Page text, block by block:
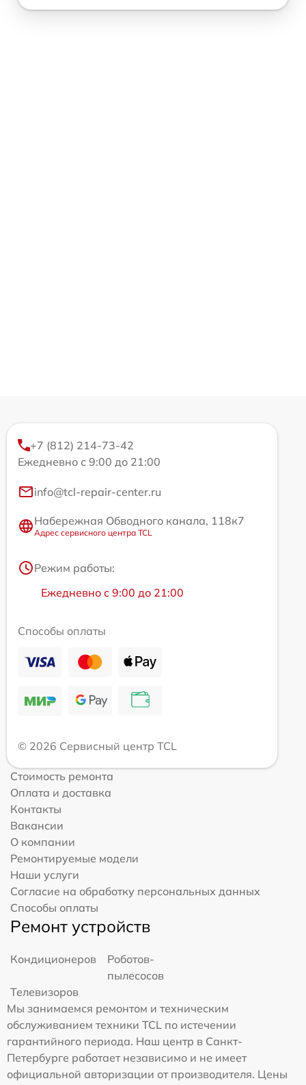
+7 (812) 214-73-42
Ежедневно с 9:00 до 21:00
info@tcl-repair-center.ru
Набережная Обводного канала, 118к7
Адрес сервисного центра TCL
Режим работы:
Ежедневно с 9:00 до 21:00
Способы оплаты
© 2026 Сервисный центр TCL
Стоимость ремонта
Оплата и доставка
Контакты
Вакансии
О компании
Ремонтируемые модели
Наши услуги
Согласие на обработку персональных данных
Способы оплаты
Ремонт устройств
Кондиционеров
Роботов-
пылесосов
Телевизоров
Мы занимаемся ремонтом и техническим
обслуживанием техники TCL по истечении
гарантийного периода. Наш центр в Санкт-
Петербурге работает независимо и не имеет
официальной авторизации от производителя. Цены